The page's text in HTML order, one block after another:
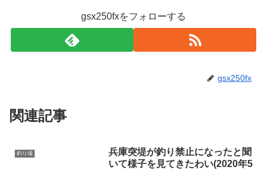
gsx250fxをフォローする
gsx250fx
関連記事
釣り場
兵庫突堤が釣り禁止になったと聞
いて様子を見てきたわい(2020年5